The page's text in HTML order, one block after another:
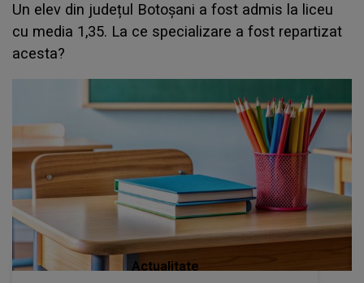
Un elev din județul Botoșani a fost admis la liceu
cu media 1,35. La ce specializare a fost repartizat
acesta?
Actualitate